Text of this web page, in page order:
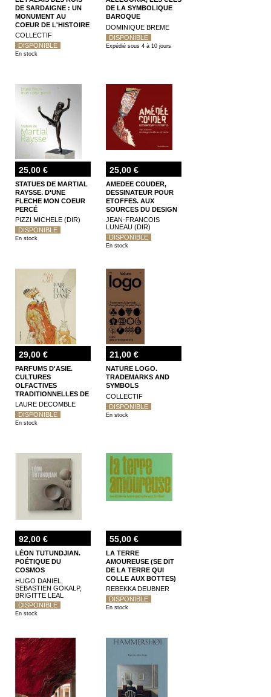
DE SARDAIGNE : UN
MONUMENT AU
COEUR DE L'HISTOIRE
DES MARALPINS
COLLECTIF
DISPONIBLE
En stock
DE LA SYMBOLIQUE
BAROQUE
DOMINIQUE BREME
DISPONIBLE
Expédié sous 4 à 10 jours
25,00 €
STATUES DE MARTIAL
RAYSSE. D'UNE
FLECHE MON COEUR
PERCÉ
PIZZI MICHELE (DIR)
DISPONIBLE
En stock
25,00 €
AMEDEE COUDER,
DESSINATEUR POUR
ETOFFES. AUX
SOURCES DU DESIGN
TEXTILE AU 19E
SIECLE
JEAN-FRANCOIS
LUNEAU (DIR)
DISPONIBLE
En stock
29,00 €
PARFUMS D'ASIE.
CULTURES
OLFACTIVES
TRADITIONNELLES DE
LA CHINE A L'INDE
LAURE DECOMBLE
DISPONIBLE
En stock
21,00 €
NATURE LOGO.
TRADEMARKS AND
SYMBOLS
COLLECTIF
DISPONIBLE
En stock
92,00 €
LÉON TUTUNDJIAN.
POÉTIQUE DU
COSMOS
HUGO DANIEL,
SEBASTIEN GOKALP,
BRIGITTE LEAL
DISPONIBLE
En stock
55,00 €
LA TERRE
AMOUREUSE (SE DIT
DE LA TERRE QUI
COLLE AUX BOTTES)
REBEKKA DEUBNER
DISPONIBLE
En stock